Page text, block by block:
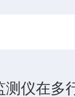
仪在多